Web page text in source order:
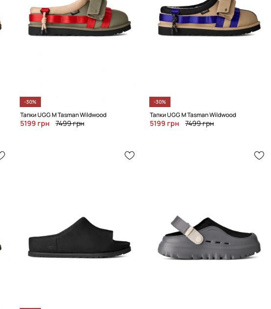
-30%
Тапки UGG M Tasman Wildwood
5199 грн 7499 грн
-30%
Тапки UGG M Tasman Wildwood
5199 грн 7499 грн